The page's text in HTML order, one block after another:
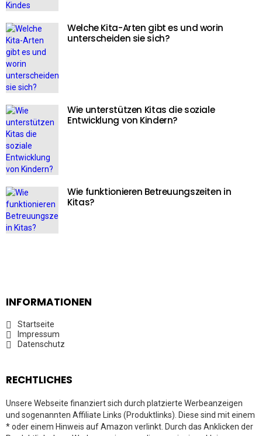
Welche Kita-Arten gibt es und worin
unterscheiden sie sich?
Wie unterstützen Kitas die soziale
Entwicklung von Kindern?
Wie funktionieren Betreuungszeiten in
Kitas?
INFORMATIONEN
Startseite
Impressum
Datenschutz
RECHTLICHES
Unsere Webseite finanziert sich durch platzierte Werbeanzeigen
und sogenannten Affiliate Links (Produktlinks). Diese sind mit einem
* oder einem Hinweis auf Amazon verlinkt. Durch das Anklicken der